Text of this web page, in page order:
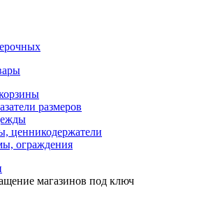
размеров
ценникодержатели
ограждения
магазинов под ключ